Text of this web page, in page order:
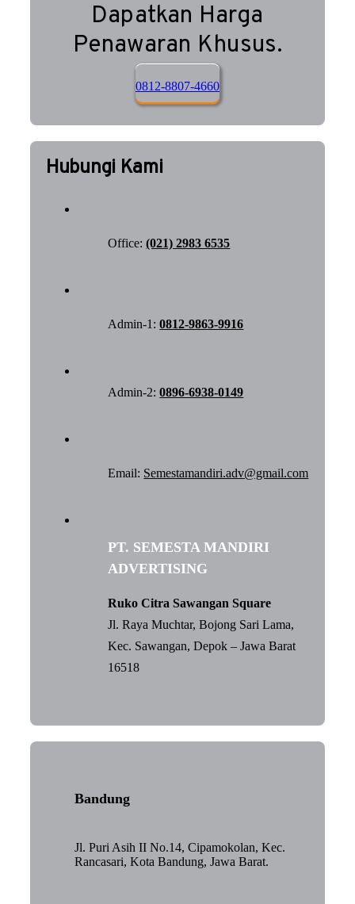
Dapatkan Harga
Penawaran Khusus.
0812-8807-4660
Hubungi Kami
Office:(021) 2983 6535
Admin-1:0812-9863-9916
Admin-2:0896-6938-0149
Email: Semestamandiri.adv@gmail.com
PT. SEMESTA MANDIRI
ADVERTISING
Ruko Citra Sawangan Square
Jl. Raya Muchtar, Bojong Sari Lama,
Kec. Sawangan, Depok – Jawa Barat
16518
Bandung
Jl. Puri Asih II No.14, Cipamokolan, Kec.
Rancasari, Kota Bandung, Jawa Barat.